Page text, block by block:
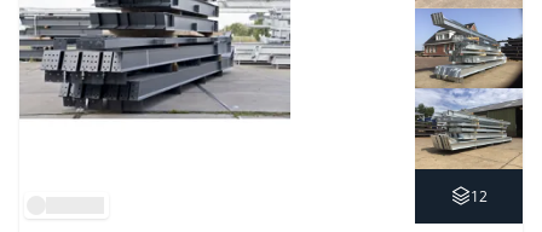
12